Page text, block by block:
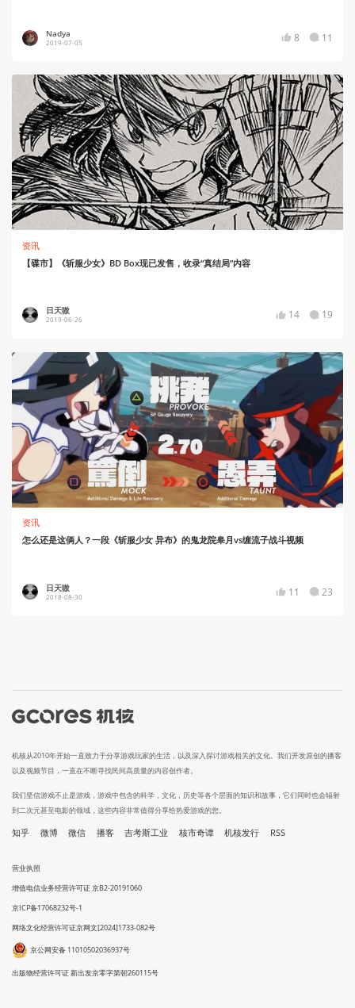
Nadya
2019-07-05 8 11
资讯
【碟市】《斩服少女》BD Box现已发售，收录“真结局”内容
日天嗷
2019-06-26 14 19
资讯
怎么还是这俩人？一段《斩服少女 异布》的鬼龙院皋月vs缠流子战斗视频
日天嗷
2018-08-30 11 23
机核从2010年开始一直致力于分享游戏玩家的生活，以及深入探讨游戏相关的文化。我们开发原创的播客
以及视频节目，一直在不断寻找民间高质量的内容创作者。
我们坚信游戏不止是游戏，游戏中包含的科学，文化，历史等各个层面的知识和故事，它们同时也会辐射
到二次元甚至电影的领域，这些内容非常值得分享给热爱游戏的您。
知乎 微博 微信 播客 吉考斯工业 核市奇谭 机核发行 RSS
营业执照
增值电信业务经营许可证 京B2-20191060
京ICP备17068232号-1
网络文化经营许可证京网文[2024]1733-082号
京公网安备 11010502036937号
出版物经营许可证 新出发京零字第朝260115号